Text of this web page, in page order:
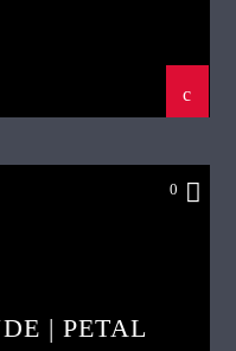
0
| PETAL